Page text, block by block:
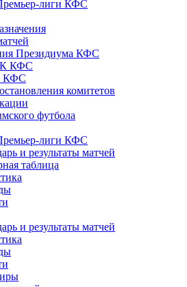
лиги КФС
Президиума КФС
КФС
КФС
комитетов
футбола
лиги КФС
и результаты матчей
таблица
и результаты матчей